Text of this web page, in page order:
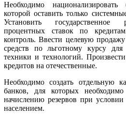
Необходимо
которой оставить только
Установить государственное
процентных ставок по
контроль. Ввести целевую
средств по льготному курсу
техники и технологий.
кредитов на отечественные.
Необходимо создать отдельную
банков, для которых
начислению резервов при
населением.